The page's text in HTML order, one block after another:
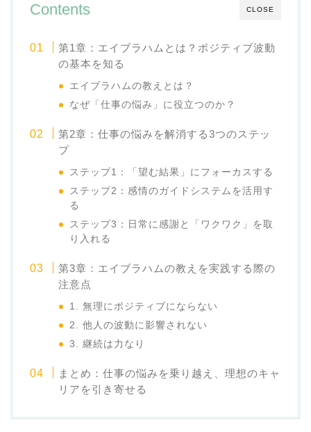
CLOSE
Contents
第1章：エイブラハムとは？ポジティブ波動
の基本を知る
エイブラハムの教えとは？
なぜ「仕事の悩み」に役立つのか？
第2章：仕事の悩みを解消する3つのステッ
プ
ステップ1：「望む結果」にフォーカスする
ステップ2：感情のガイドシステムを活用す
る
ステップ3：日常に感謝と「ワクワク」を取
り入れる
第3章：エイブラハムの教えを実践する際の
注意点
1. 無理にポジティブにならない
2. 他人の波動に影響されない
3. 継続は力なり
まとめ：仕事の悩みを乗り越え、理想のキャ
リアを引き寄せる